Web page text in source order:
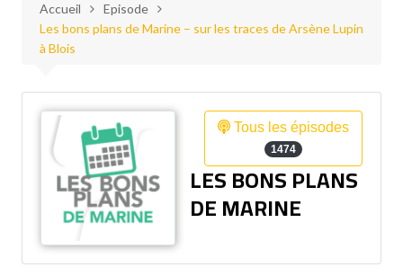
Accueil
Episode
Les bons plans de Marine – sur les traces de Arsène Lupin
à Blois
Tous les épisodes
1474
LES BONS PLANS
DE MARINE